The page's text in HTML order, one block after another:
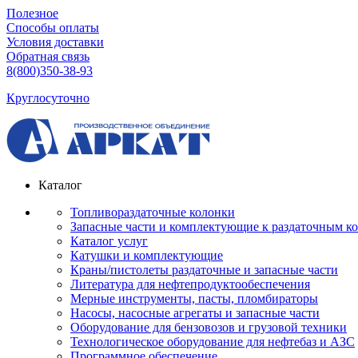
Полезное
Способы оплаты
Условия доставки
Обратная связь
8(800)350-38-93
Круглосуточно
Каталог
Топливораздаточные колонки
Запасные части и комплектующие к раздаточным
Каталог услуг
Катушки и комплектующие
Краны/пистолеты раздаточные и запасные части
Литература для нефтепродуктообеспечения
Мерные инструменты, пасты, пломбираторы
Насосы, насосные агрегаты и запасные части
Оборудование для бензовозов и грузовой техники
Технологическое оборудование для нефтебаз и АЗС